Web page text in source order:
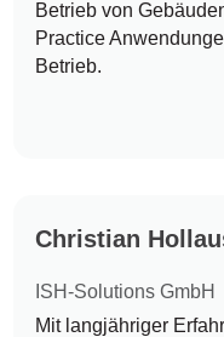
Betrieb von
Practice
Betrieb.
Christian
ISH-Solutions GmbH
Mit langjähriger